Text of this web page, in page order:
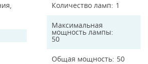
Количество ламп 1
Максимальная
мощность лампы
50
Общая мощность 50